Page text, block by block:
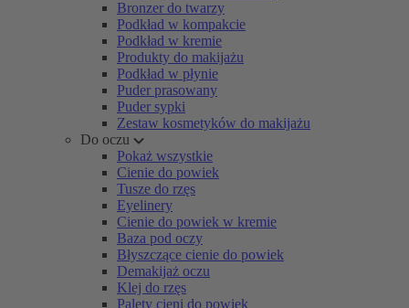
Bronzer do twarzy
Podkład w kompakcie
Podkład w kremie
Produkty do makijażu
Podkład w płynie
Puder prasowany
Puder sypki
Zestaw kosmetyków do makijażu
Do oczu
Pokaż wszystkie
Cienie do powiek
Tusze do rzęs
Eyelinery
Cienie do powiek w kremie
Baza pod oczy
Błyszczące cienie do powiek
Demakijaż oczu
Klej do rzęs
Palety cieni do powiek